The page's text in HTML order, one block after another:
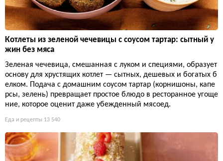
Котлеты из зеленой чечевицы с соусом тартар: сытный у
жин без мяса
Зеленая чечевица, смешанная с луком и специями, образует
основу для хрустящих котлет — сытных, дешевых и богатых б
елком. Подача с домашним соусом тартар (корнишоны, капе
рсы, зелень) превращает простое блюдо в ресторанное угоще
ние, которое оценит даже убежденный мясоед.
Еда и рецепты 13 540